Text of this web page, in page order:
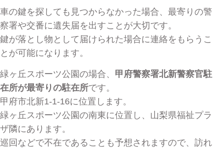
車の鍵を探しても見つからなかった場合、最寄りの警
察署や交番に遺失届を出すことが大切です。
鍵が落とし物として届けられた場合に連絡をもらうこ
とが可能になります。
緑ヶ丘スポーツ公園の場合、 甲府警察署北新警察官駐
在所が最寄りの駐在所です。
甲府市北新1-1-16に位置します。
緑ヶ丘スポーツ公園の南東に位置し、山梨県福祉プラ
ザ隣にあります。
巡回などで不在であることも予想されますので、訪れ